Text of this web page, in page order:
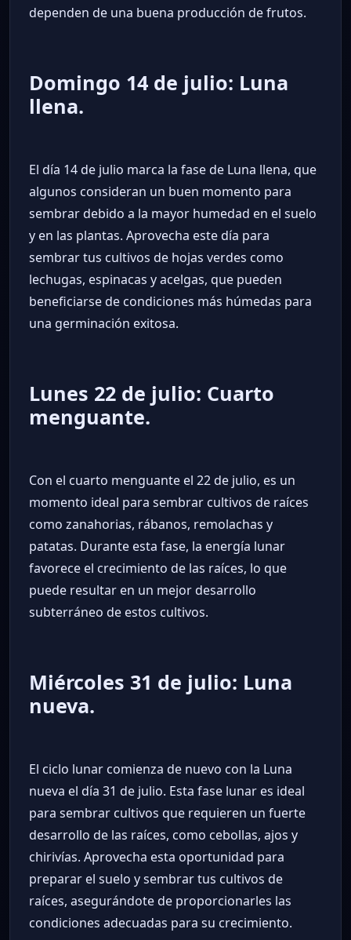
dependen de una buena producción de frutos.
Domingo 14 de julio: Luna
llena.
El día 14 de julio marca la fase de Luna llena, que
algunos consideran un buen momento para
sembrar debido a la mayor humedad en el suelo
y en las plantas. Aprovecha este día para
sembrar tus cultivos de hojas verdes como
lechugas, espinacas y acelgas, que pueden
beneficiarse de condiciones más húmedas para
una germinación exitosa.
Lunes 22 de julio: Cuarto
menguante.
Con el cuarto menguante el 22 de julio, es un
momento ideal para sembrar cultivos de raíces
como zanahorias, rábanos, remolachas y
patatas. Durante esta fase, la energía lunar
favorece el crecimiento de las raíces, lo que
puede resultar en un mejor desarrollo
subterráneo de estos cultivos.
Miércoles 31 de julio: Luna
nueva.
El ciclo lunar comienza de nuevo con la Luna
nueva el día 31 de julio. Esta fase lunar es ideal
para sembrar cultivos que requieren un fuerte
desarrollo de las raíces, como cebollas, ajos y
chirivías. Aprovecha esta oportunidad para
preparar el suelo y sembrar tus cultivos de
raíces, asegurándote de proporcionarles las
condiciones adecuadas para su crecimiento.